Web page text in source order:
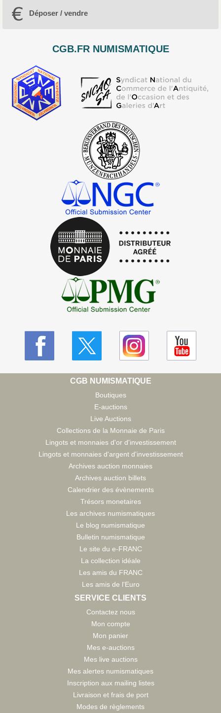
Déposer / vendre
CGB.FR NUMISMATIQUE
CGB NUMISMATIQUE
Boutiques
E-auctions
Live Auctions
Collections de la Monnaie de Paris
Lingots et monnaies d'or d'investissement
Lingots et monnaies d'argent d'investissement
Archives auction monnaies
Archives auction billets
Calendrier des évènements
Trésors monetaires
Les archives numismatiques
Le blog numismatique
Bulletin numismatique
Le site du e-FRANC
La collection idéale
Les amis du FRANC
Les amis de l'Euro
SERVICE CLIENTS
Contactez nous
Mon compte
Mon panier
Mes e-auctions
Mes live auctions
Mes alertes numismatiques
Inscription aux mailing listes
Livraison et frais de port
Modes de règlements